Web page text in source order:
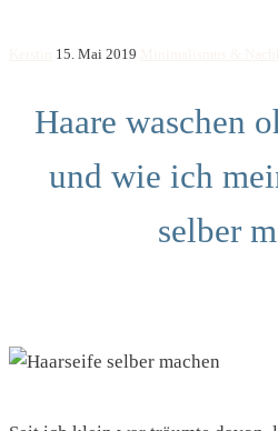
15. Mai 2019
Haare waschen
und wie ich
selber